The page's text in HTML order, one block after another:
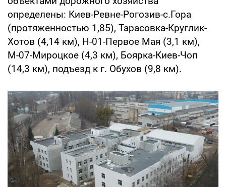
определены: Киев-Ревне-Рогозив-с.Гора
(протяженностью 1,85), Тарасовка-Круглик-
Хотов (4,14 км), Н-01-Первое Мая (3,1 км),
М-07-Мироцкое (4,3 км), Боярка-Киев-Чоп
(14,3 км), подъезд к г. Обухов (9,8 км).